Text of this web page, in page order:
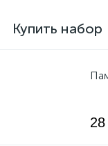
Купить набор